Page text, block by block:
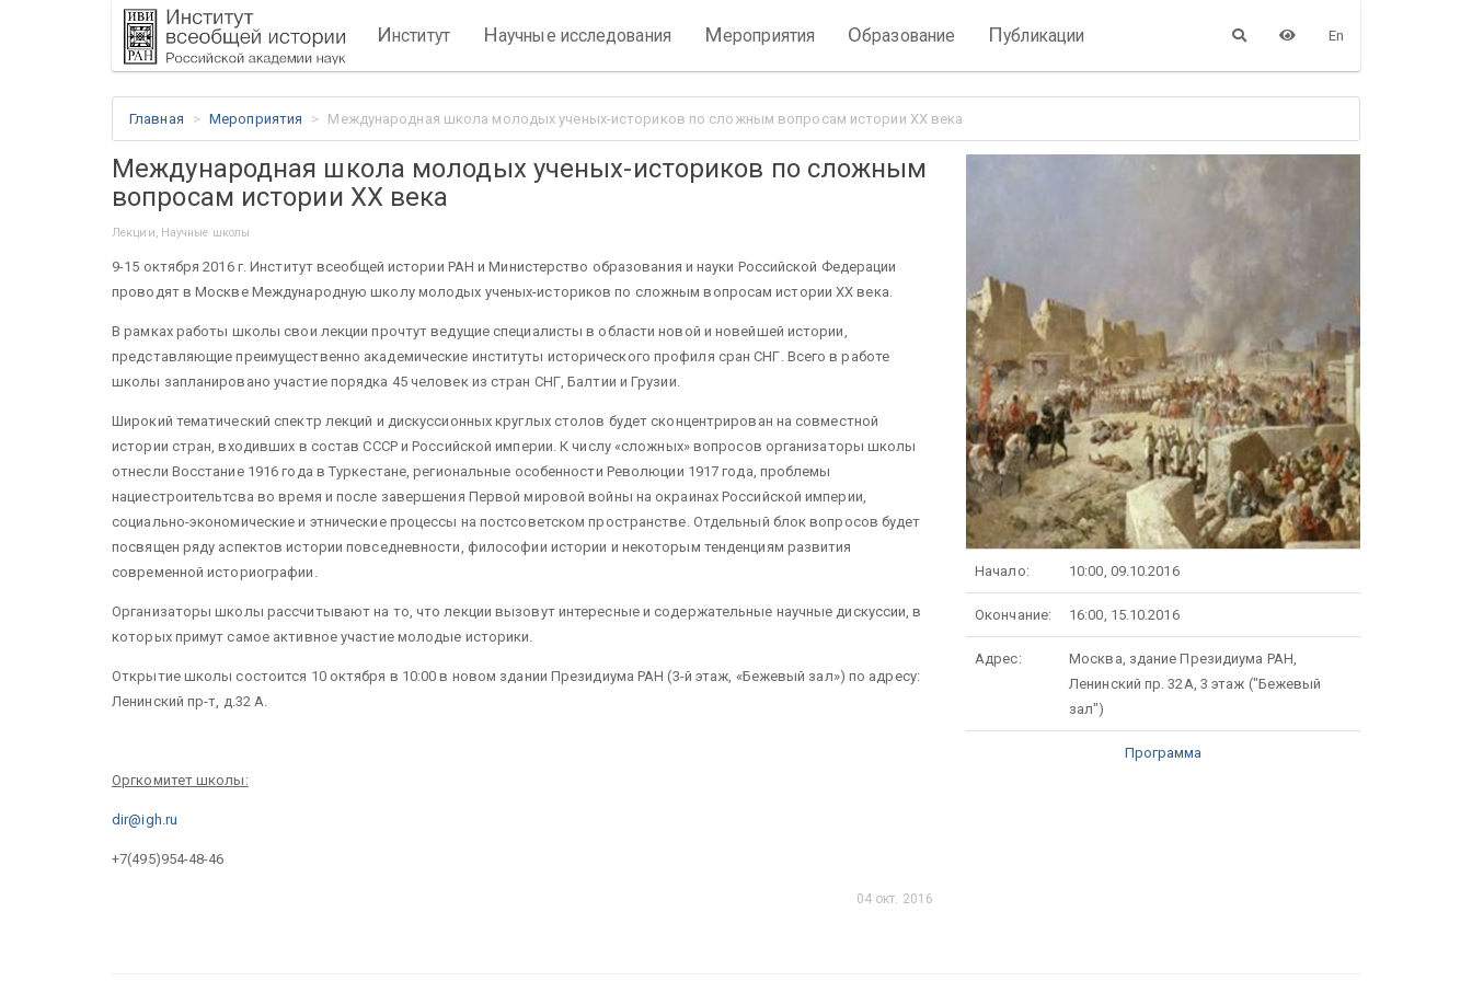
Институт Научные исследования Мероприятия Образование Публикации En
Главная Мероприятия Международная школа молодых ученых-историков по сложным вопросам истории XX века
Международная школа молодых ученых-историков по сложным
вопросам истории XX века
Лекции, Научные школы
9-15 октября 2016 г. Институт всеобщей истории РАН и Министерство образования и науки Российской Федерации
проводят в Москве Международную школу молодых ученых-историков по сложным вопросам истории XX века.
В рамках работы школы свои лекции прочтут ведущие специалисты в области новой и новейшей истории,
представляющие преимущественно академические институты исторического профиля сран СНГ. Всего в работе
школы запланировано участие порядка 45 человек из стран СНГ, Балтии и Грузии.
Широкий тематический спектр лекций и дискуссионных круглых столов будет сконцентрирован на совместной
истории стран, входивших в состав СССР и Российской империи. К числу «сложных» вопросов организаторы школы
отнесли Восстание 1916 года в Туркестане, региональные особенности Революции 1917 года, проблемы
нациестроительтсва во время и после завершения Первой мировой войны на окраинах Российской империи,
социально-экономические и этнические процессы на постсоветском пространстве. Отдельный блок вопросов будет
посвящен ряду аспектов истории повседневности, философии истории и некоторым тенденциям развития
современной историографии.
Организаторы школы рассчитывают на то, что лекции вызовут интересные и содержательные научные дискуссии, в
которых примут самое активное участие молодые историки.
Открытие школы состоится 10 октября в 10:00 в новом здании Президиума РАН (3-й этаж, «Бежевый зал») по адресу:
Ленинский пр-т, д.32 А.
Оргкомитет школы:
dir@igh.ru
+7(495)954-48-46
04 окт. 2016
Начало: 10:00, 09.10.2016
Окончание: 16:00, 15.10.2016
Адрес:
Москва, здание Президиума РАН,
Ленинский пр. 32А, 3 этаж ("Бежевый
зал")
Программа